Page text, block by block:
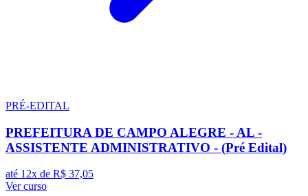
PRÉ-EDITAL
PREFEITURA DE CAMPO ALEGRE - AL -
ASSISTENTE ADMINISTRATIVO - (Pré Edital)
até 12x de R$ 37,05
Ver curso